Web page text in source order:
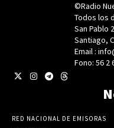
©Radio
Todos los
San Pablo
Santiago,
Email :
Fono: 56 2
RED NACIONAL DE EMISORAS